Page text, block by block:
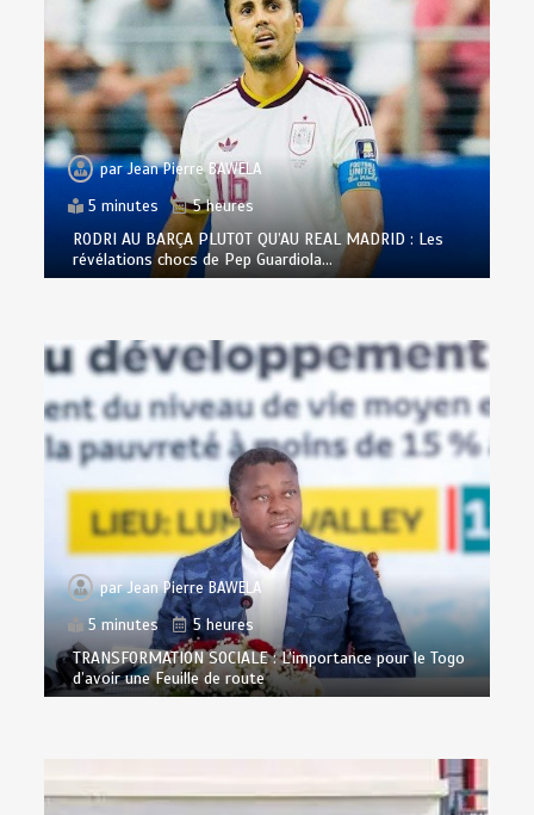
parJean Pierre BAWELA
5 minutes
5 heures
RODRI AU BARÇA PLUTOT QU’AU REAL MADRID : Les
révélations chocs de Pep Guardiola…
parJean Pierre BAWELA
5 minutes
5 heures
TRANSFORMATION SOCIALE : L’importance pour le Togo
d’avoir une Feuille de route